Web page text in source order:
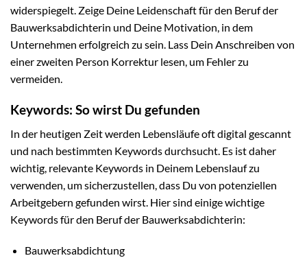
widerspiegelt. Zeige Deine Leidenschaft für den Beruf der
Bauwerksabdichterin und Deine Motivation, in dem
Unternehmen erfolgreich zu sein. Lass Dein Anschreiben von
einer zweiten Person Korrektur lesen, um Fehler zu
vermeiden.
Keywords: So wirst Du gefunden
In der heutigen Zeit werden Lebensläufe oft digital gescannt
und nach bestimmten Keywords durchsucht. Es ist daher
wichtig, relevante Keywords in Deinem Lebenslauf zu
verwenden, um sicherzustellen, dass Du von potenziellen
Arbeitgebern gefunden wirst. Hier sind einige wichtige
Keywords für den Beruf der Bauwerksabdichterin:
Bauwerksabdichtung